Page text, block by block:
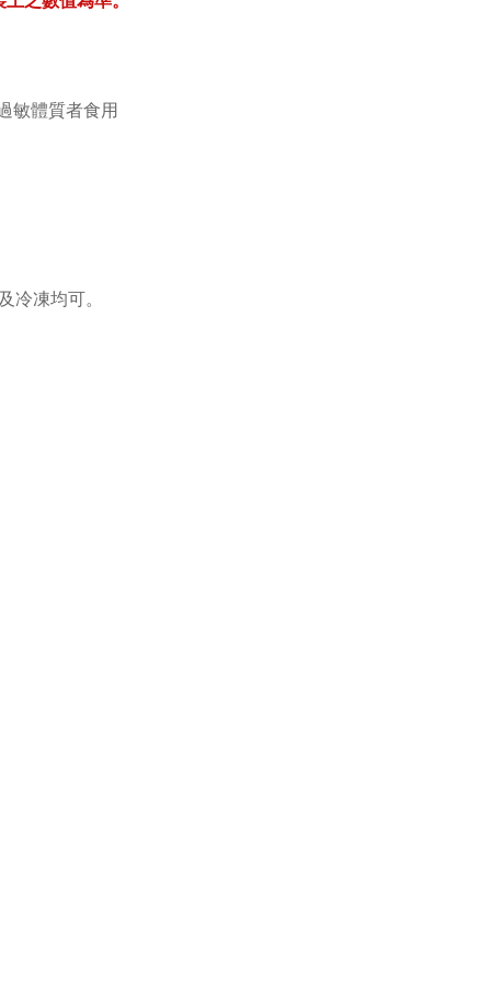
敏體質者食用
凍均可。